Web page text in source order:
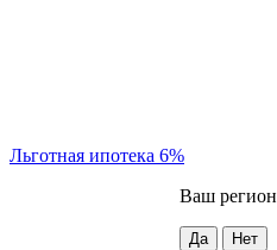
Льготная ипотека 6%
Ваш регион